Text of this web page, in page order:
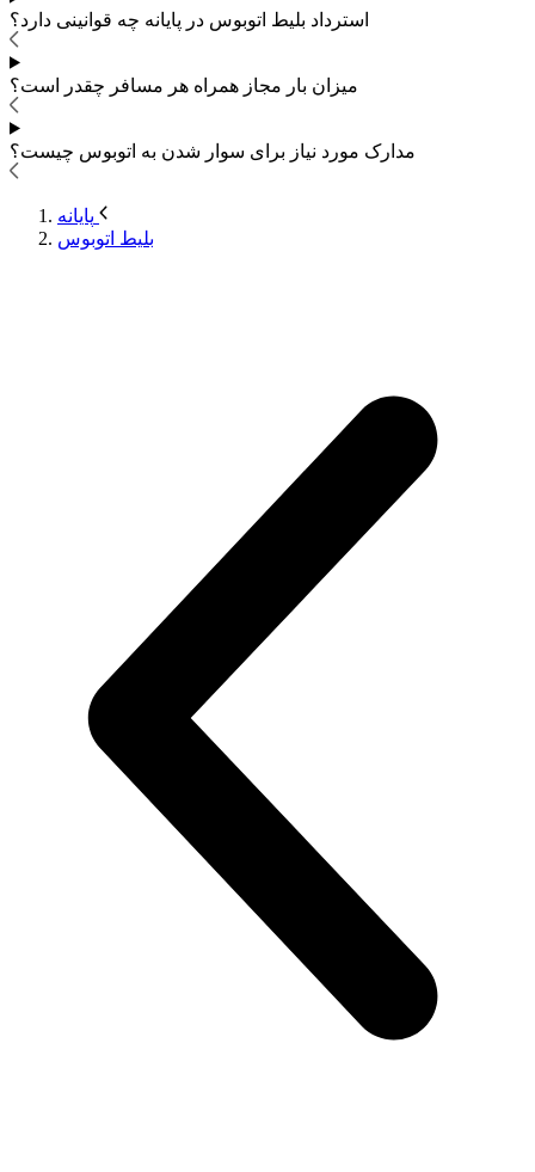
استرداد بلیط اتوبوس در پایانه چه قوانینی دارد؟
میزان بار مجاز همراه هر مسافر چقدر است؟
مدارک مورد نیاز برای سوار شدن به اتوبوس چیست؟
بلیط اتوبوس